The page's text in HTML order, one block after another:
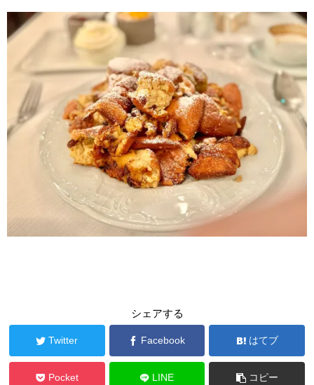
シェアする
Twitter Facebook はてブ
Pocket LINE コピー